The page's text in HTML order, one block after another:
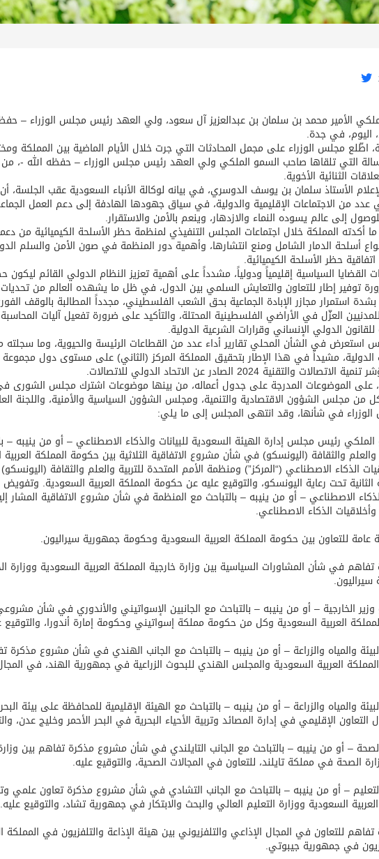
الأمير محمد بن سلمان بن عبدالعزيز آل سعود، ولي العهد رئيس مجلس الوزراء –
اليوم، في جدة.
مجلس الوزراء على مجمل المحادثات التي جرت خلال الأيام الماضية بين المملكة
التي تلقاها صاحب السمو الملكي ولي العهد رئيس مجلس الوزراء – حفظه الله -،
الثنائية الأخوية.
الأستاذ سلمان بن يوسف الدوسري، في بيانه لوكالة الأنباء السعودية عقب الجلسة،
من الاجتماعات الإقليمية والدولية، في سياق جهودها الهادفة إلى دعم العمل
إلى عالم يسوده النماء والازدهار، وينعم بالأمن والاستقرار.
أكدته المملكة خلال اجتماعات المجلس التنفيذي لمنظمة حظر الأسلحة الكيميائية من
أسلحة الدمار الشامل ومنع انتشارها، وأهمية دور المنظمة في صون الأمن والسلم
حظر الأسلحة الكيميائية.
القضايا السياسية إقليمياً ودولياً، مشدداً على أهمية تعزيز النظام الدولي القائم
توفير إطار للتعاون والتعايش السلمي بين الدول، في ظل ما يشهده العالم من
استمرار مجازر الإبادة الجماعية بحق الشعب الفلسطيني، مجدداً المطالبة بالوقف
للمدنيين العزّل في الأراضي الفلسطينية المحتلة، والتأكيد على ضرورة تفعيل آليات المحاسبة
للقانون الدولي الإنساني وقرارات الشرعية الدولية.
استعرض في الشأن المحلي تقارير أداء عدد من القطاعات الرئيسة والحيوية، وما
الدولية، مشيداً في هذا الإطار بتحقيق المملكة المركز (الثاني) على مستوى دول مجموعة
2024 الصادر عن الاتحاد الدولي للاتصالات.
على الموضوعات المدرجة على جدول أعماله، من بينها موضوعات اشترك مجلس الشورى
من مجلس الشؤون الاقتصادية والتنمية، ومجلس الشؤون السياسية والأمنية، واللجنة
الوزراء في شأنها، وقد انتهى المجلس إلى ما يلي:
رئيس مجلس إدارة الهيئة السعودية للبيانات والذكاء الاصطناعي – أو من ينيبه –
والعلم والثقافة (اليونسكو) في شأن مشروع الاتفاقية الثلاثية بين حكومة المملكة
الذكاء الاصطناعي (“المركز”) ومنظمة الأمم المتحدة للتربية والعلم والثقافة
الثانية تحت رعاية اليونسكو، والتوقيع عليه عن حكومة المملكة العربية السعودية.
الاصطناعي – أو من ينيبه – بالتباحث مع المنظمة في شأن مشروع الاتفاقية المشار
الذكاء الاصطناعي.
عامة للتعاون بين حكومة المملكة العربية السعودية وحكومة جمهورية سيراليون.
في شأن المشاورات السياسية بين وزارة خارجية المملكة العربية السعودية ووزارة
الخارجية – أو من ينيبه – بالتباحث مع الجانبين الإسواتيني والأندوري في شأن
العربية السعودية وكل من حكومة مملكة إسواتيني وحكومة إمارة أندورا، والتوقيع
والمياه والزراعة – أو من ينيبه – بالتباحث مع الجانب الهندي في شأن مشروع مذكرة
العربية السعودية والمجلس الهندي للبحوث الزراعية في جمهورية الهند، في
والمياه والزراعة – أو من ينيبه – بالتباحث مع الهيئة الإقليمية للمحافظة على بيئة
الإقليمي في إدارة المصائد وتربية الأحياء البحرية في البحر الأحمر وخليج عدن،
– أو من ينيبه – بالتباحث مع الجانب التايلندي في شأن مشروع مذكرة تفاهم بين
الصحة في مملكة تايلند، للتعاون في المجالات الصحية، والتوقيع عليه.
– أو من ينيبه – بالتباحث مع الجانب التشادي في شأن مشروع مذكرة تعاون علمي
السعودية ووزارة التعليم العالي والبحث والابتكار في جمهورية تشاد، والتوقيع عليه.
للتعاون في المجال الإذاعي والتلفزيوني بين هيئة الإذاعة والتلفزيون في المملكة
في جمهورية جيبوتي.